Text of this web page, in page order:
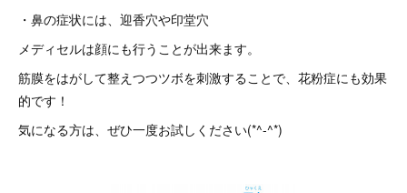
・鼻の症状には、迎香穴や印堂穴
メディセルは顔にも行うことが出来ます。
筋膜をはがして整えつつツボを刺激することで、花粉症にも効果
的です！
気になる方は、ぜひ一度お試しください(*^-^*)